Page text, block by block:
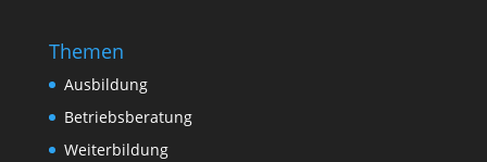
Themen
Ausbildung
Betriebsberatung
Weiterbildung